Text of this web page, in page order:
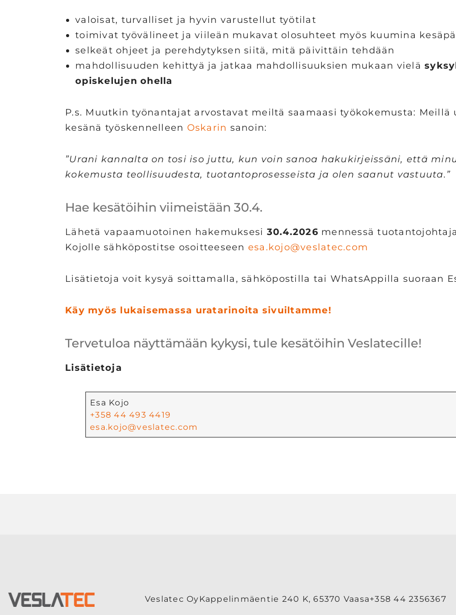
valoisat, turvalliset ja hyvin varustellut työtilat
toimivat työvälineet ja viileän mukavat olosuhteet myös kuumina
selkeät ohjeet ja perehdytyksen siitä, mitä päivittäin tehdään
mahdollisuuden kehittyä ja jatkaa mahdollisuuksien mukaan vielä
opiskelujen ohella
P.s. Muutkin työnantajat arvostavat meiltä saamaasi työkokemusta: Meillä
kesänä työskennelleen Oskarin sanoin:
”Urani kannalta on tosi iso juttu, kun voin sanoa hakukirjeissäni, että
kokemusta teollisuudesta, tuotantoprosesseista ja olen saanut vastuuta.”
Hae kesätöihin viimeistään 30.4.
Lähetä vapaamuotoinen hakemuksesi 30.4.2026 mennessä
Kojolle sähköpostitse osoitteeseen esa.kojo@veslatec.com
Lisätietoja voit kysyä soittamalla, sähköpostilla tai WhatsAppilla suoraan
Käy myös lukaisemassa uratarinoita sivuiltamme!
Tervetuloa näyttämään kykysi, tule kesätöihin Veslatecille!
Lisätietoja
Esa Kojo
+358 44 493 4419
esa.kojo@veslatec.com
Veslatec OyKappelinmäentie 240 K, 65370 Vaasa+358 44 2356367